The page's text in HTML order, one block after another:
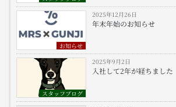
お知らせ
2025年12月26日
年末年始のお知らせ
スタッフブログ
2025年9月2日
入社して2年が経ちました